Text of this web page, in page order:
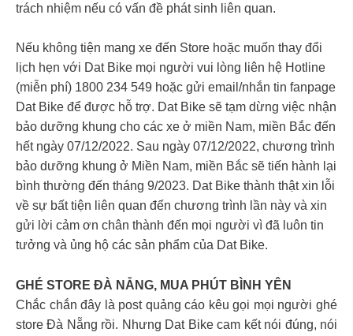
trách nhiệm nếu có vấn đề phát sinh liên quan.
Nếu không tiện mang xe đến Store hoặc muốn thay đổi
lịch hẹn với Dat Bike mọi người vui lòng liên hệ Hotline
(miễn phí) 1800 234 549 hoặc gửi email/nhắn tin fanpage
Dat Bike để được hỗ trợ. Dat Bike sẽ tạm dừng việc nhận
bảo dưỡng khung cho các xe ở miền Nam, miền Bắc đến
hết ngày 07/12/2022. Sau ngày 07/12/2022, chương trình
bảo dưỡng khung ở Miền Nam, miền Bắc sẽ tiến hành lại
bình thường đến tháng 9/2023. Dat Bike thành thật xin lỗi
về sự bất tiện liên quan đến chương trình lần này và xin
gửi lời cảm ơn chân thành đến mọi người vì đã luôn tin
tưởng và ủng hộ các sản phẩm của Dat Bike.
GHÉ STORE ĐÀ NẴNG, MUA PHÚT BÌNH YÊN
Chắc chắn đây là post quảng cáo kêu gọi mọi người ghé
store Đà Nẵng rồi. Nhưng Dat Bike cam kết nói đúng, nói